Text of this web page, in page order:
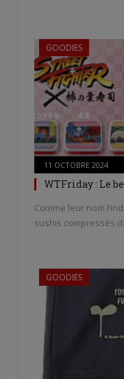
GOODIES
11 OCTOBRE 2024
WTFriday : Le
Comme leur nom
sushis compressés
GOODIES